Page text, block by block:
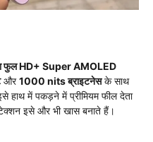
फुल HD+ Super AMOLED
और1000 nits ब्राइटनेसके साथ
हाथ में पकड़ने में प्रीमियम फील देता
इसे और भी खास बनाते हैं।